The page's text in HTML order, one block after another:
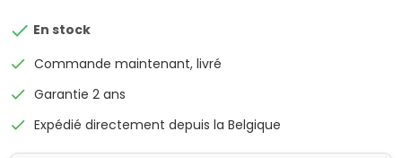
 En stock
check Commande maintenant, livré
check Garantie 2 ans
check Expédié directement depuis la Belgique